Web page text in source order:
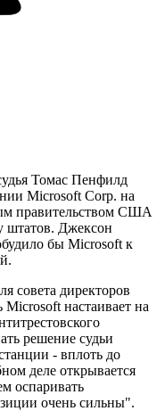
Томас Пенфилд
Microsoft Corp. на
правительством США
штатов. Джексон
бы Microsoft к
совета директоров
настаивает на
решение судьи
- вплоть до
деле открывается
оспаривать
очень сильны".